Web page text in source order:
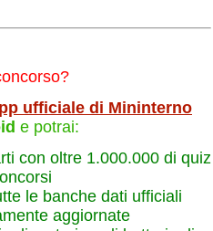
ufficiale di Mininterno
e potrai:
con oltre 1.000.000 di quiz
le banche dati ufficiali
aggiornate